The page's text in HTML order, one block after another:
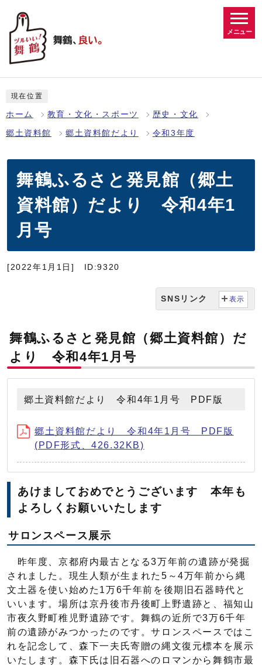
メニュー
現在位置
ホーム 教育・文化・スポーツ 歴史・文化
郷土資料館 郷土資料館だより 令和3年度
舞鶴ふるさと発見館（郷土
資料館）だより 令和4年1
月号
[2022年1月1日] ID:9320
SNSリンク 表示
舞鶴ふるさと発見館（郷土資料館）だ
より 令和4年1月号
郷土資料館だより 令和4年1月号 PDF版
郷土資料館だより 令和4年1月号 PDF版
(PDF形式、426.32KB)
あけましておめでとうございます 本年も
よろしくお願いいたします
サロンスペース展示
昨年度、京都府内最古となる3万年前の遺跡が発掘
されました。現生人類が生まれた5～4万年前から縄
文土器を使い始めた1万6千年前を後期旧石器時代と
いいます。場所は京丹後市丹後町上野遺跡と、福知山
市夜久野町稚児野遺跡です。舞鶴の近所で3万6千年
前の遺跡がみつかったのです。サロンスペースではこ
れを記念して、森下一夫氏寄贈の縄文復元標本を展示
いたします。森下氏は旧石器へのロマンから舞鶴市最